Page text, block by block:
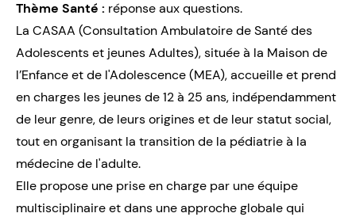
Thème Santé : réponse aux questions.
La CASAA (Consultation Ambulatoire de Santé des
Adolescents et jeunes Adultes), située à la Maison de
l’Enfance et de l'Adolescence (MEA), accueille et prend
en charges les jeunes de 12 à 25 ans, indépendamment
de leur genre, de leurs origines et de leur statut social,
tout en organisant la transition de la pédiatrie à la
médecine de l'adulte.
Elle propose une prise en charge par une équipe
multisciplinaire et dans une approche globale qui